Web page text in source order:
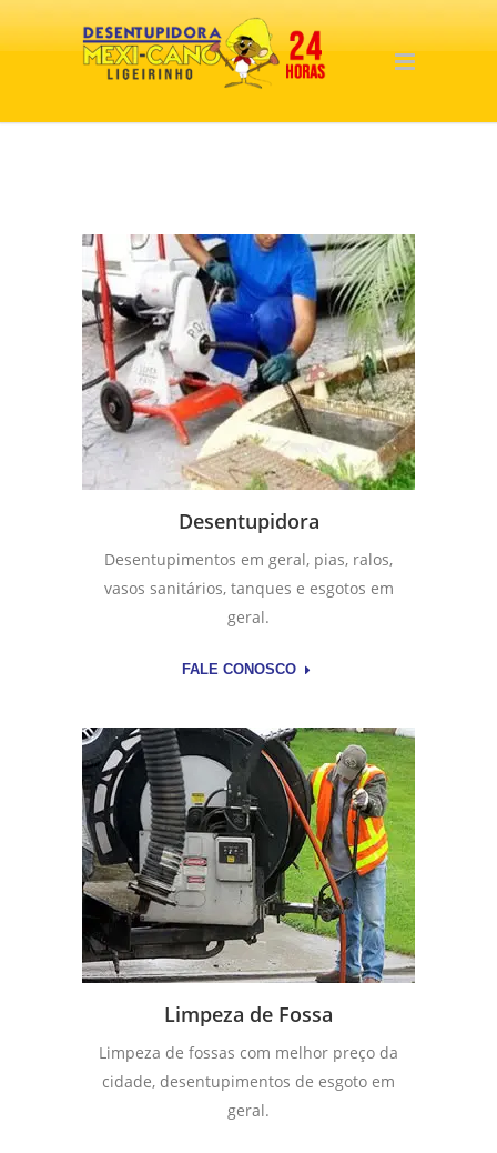
Desentupidora
Desentupimentos em geral, pias, ralos,
vasos sanitários, tanques e esgotos em
geral.
FALE CONOSCO
Limpeza de Fossa
Limpeza de fossas com melhor preço da
cidade, desentupimentos de esgoto em
geral.